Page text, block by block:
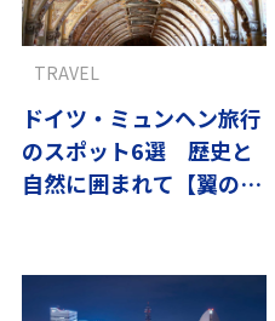
ドイツ・ミュンヘン旅行
のスポット6選 歴史と
自然に囲まれて【翼の王
TRAVEL